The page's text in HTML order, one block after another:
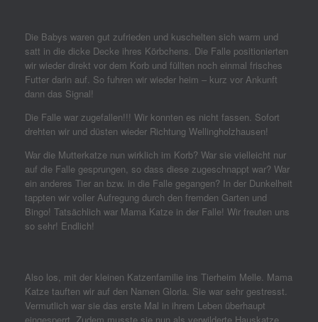
Die Babys waren gut zufrieden und kuschelten sich warm und
satt in die dicke Decke ihres Körbchens. Die Falle positionierten
wir wieder direkt vor dem Korb und füllten noch einmal frisches
Futter darin auf. So fuhren wir wieder heim – kurz vor Ankunft
dann das Signal!
Die Falle war zugefallen!!! Wir konnten es nicht fassen. Sofort
drehten wir und düsten wieder Richtung Wellingholzhausen!
War die Mutterkatze nun wirklich im Korb? War sie vielleicht nur
auf die Falle gesprungen, so dass diese zugeschnappt war? War
ein anderes Tier an bzw. in die Falle gegangen? In der Dunkelheit
tappten wir voller Aufregung durch den fremden Garten und
Bingo! Tatsächlich war Mama Katze in der Falle! Wir freuten uns
so sehr! Endlich!
Also los, mit der kleinen Katzenfamilie ins Tierheim Melle. Mama
Katze tauften wir auf den Namen Gloria. Sie war sehr gestresst.
Vermutlich war sie das erste Mal in ihrem Leben überhaupt